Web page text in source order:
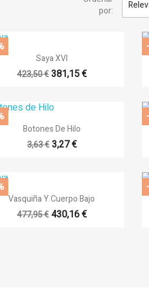
((createText))
((modalDeleteText))
((loginText))
por:
Vista rápida
Saya XVI
423,50 € 381,15 €
 Vista rápida
Botones De Hilo
3,63 € 3,27 €
 Vista rápida
Vasquiña Y Cuerpo Bajo
477,95 € 430,16 €